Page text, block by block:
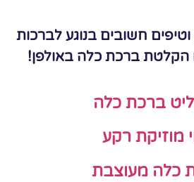
וטיפים חשובים בנוגע לברכות
הקלטת ברכת כלה באולפן!
ברכת כלה
מוזיקת רקע
כלה מעוצבת